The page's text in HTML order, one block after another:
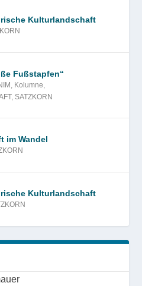
Kulturlandschaft
Fußstapfen“
, Kolumne,
,SATZKORN
im Wandel
Kulturlandschaft